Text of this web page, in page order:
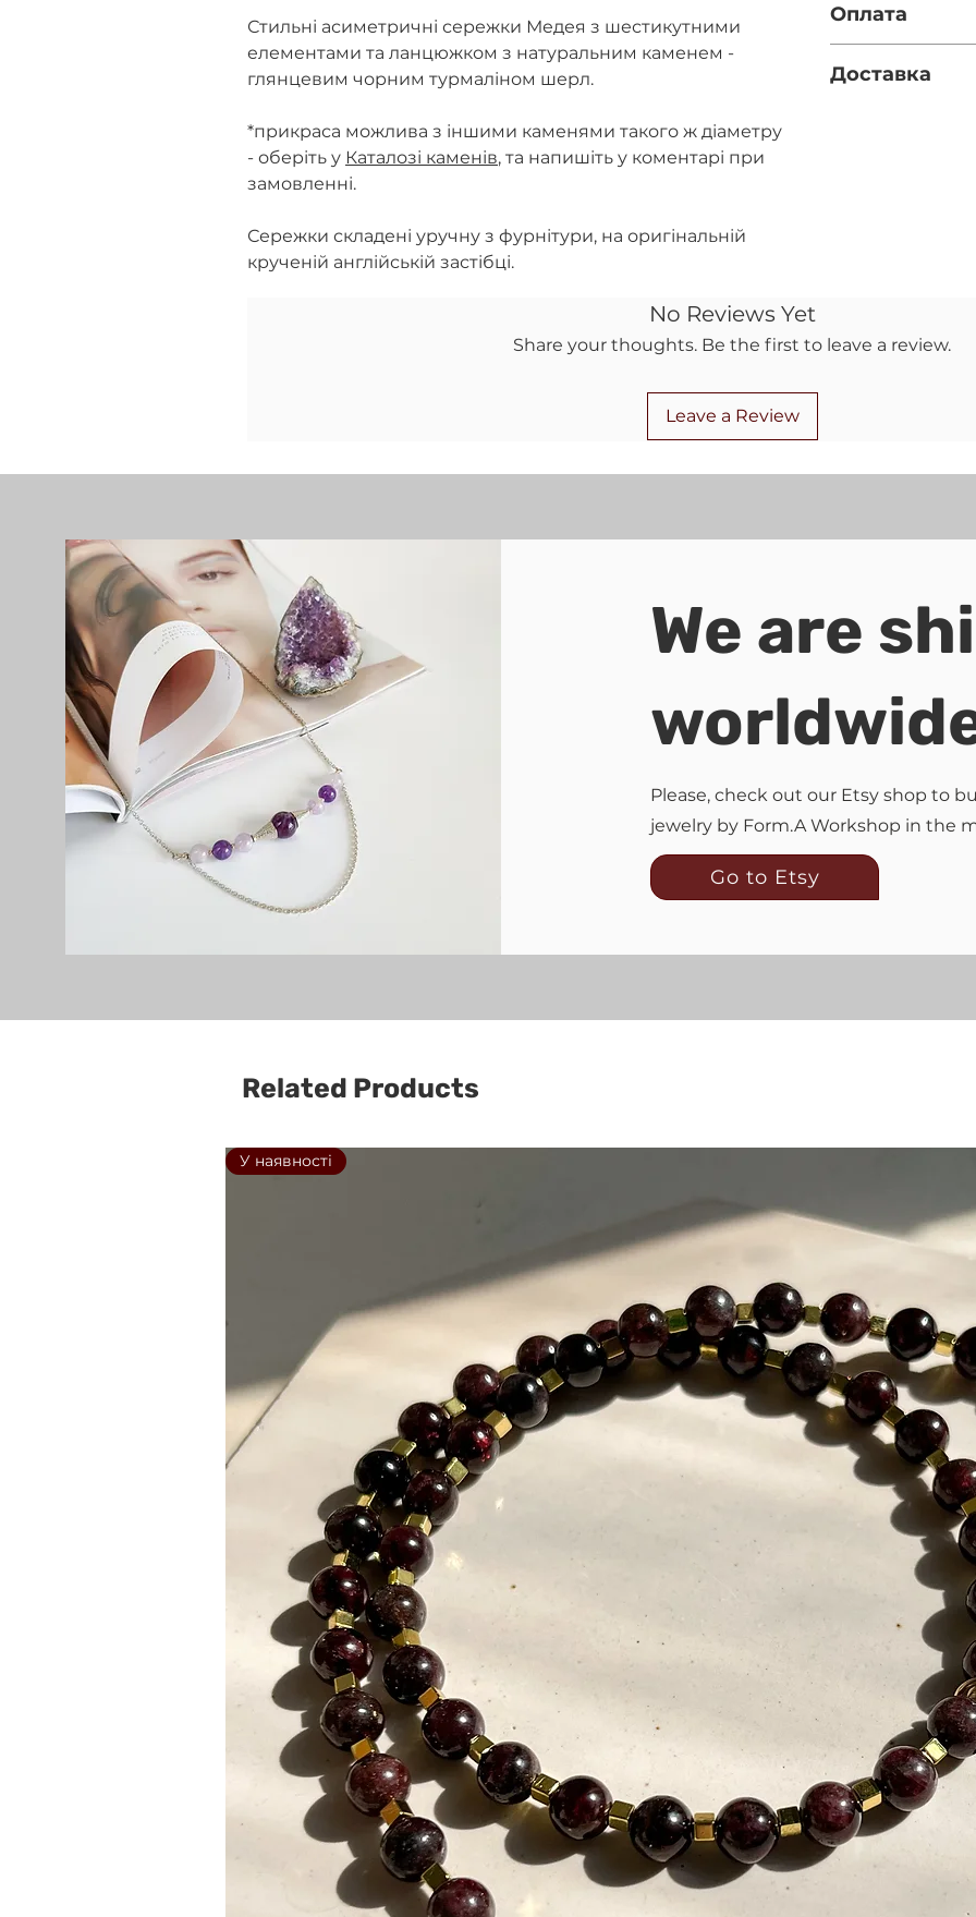
Стильні асиметричні сережки Медея з шестикутними
елементами та ланцюжком з натуральним каменем -
глянцевим чорним турмаліном шерл.
*прикраса можлива з іншими каменями такого ж діаметру
- оберіть у Каталозі каменів, та напишіть у коментарі при
замовленні.
Сережки складені уручну з фурнітури, на оригінальній
крученій англійській застібці.
Довжина - 5см та
Фурнітура -
Оплата
за
Доставка
No Reviews Yet
Share your thoughts. Be the first to leave a review.
Leave a Review
We are
Please, check out our Etsy shop to
jewelry by Form.A Workshop in the
Go to Etsy
Related Products
У наявності